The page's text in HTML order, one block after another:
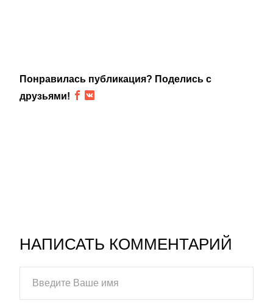
Понравилась публикация? Поделись с
друзьями!
НАПИСАТЬ КОММЕНТАРИЙ